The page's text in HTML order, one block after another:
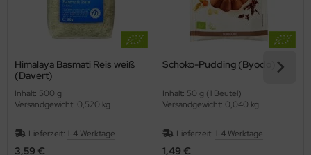
Himalaya Basmati Reis weiß
(Davert)
Inhalt: 500 g
Versandgewicht: 0,520 kg
Lieferzeit: 1-4 Werktage
3,59 €
Schoko-Pudding (Byodo)
Inhalt: 50 g (1 Beutel)
Versandgewicht: 0,040 kg
Lieferzeit: 1-4 Werktage
1,49 €